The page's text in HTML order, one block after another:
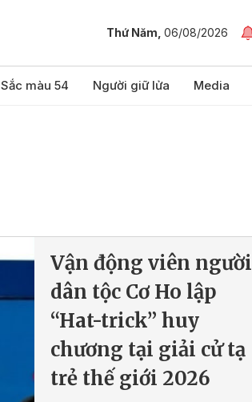
Thứ Năm, 06/08/2026
Sắc màu 54 Người giữ lửa Media
Vận động viên người
dân tộc Cơ Ho lập
“Hat-trick” huy
chương tại giải cử tạ
trẻ thế giới 2026